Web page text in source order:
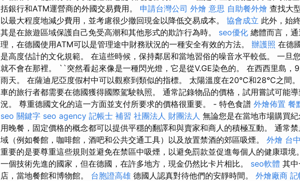
括銀行和ATM運營商的外國交易費用。 申請台灣公司 外燴 意思 自助餐外燴 查找大
以最大程度地減少費用，並考慮很少撤回現金以降低交易成本。 協會成立 此外，始
其是在旅遊區域保護自己免受高潮和其他形式的欺詐行為時。 seo優化 總體而言，
理，在德國使用ATM可以是管理途中財務狀況的一種安全有效的方法。 辦護照 在德
是高度估計的文化規範。 在這些時候，保持鄰居和當地習俗的噪音水平較低。 一旦
就不會在那裡。 ``突然看起來像是一種閃光燈，它是從V.GE染色的。 在西西里島，
雨天。 在薩迪尼亞度假村中可以觀察到類似的指標。 太陽溫度在20°C和28°C之間
車的旅行者都需要在德國獲得國際駕駛執照。 通常記錄物品的價格，試用嘗試可能
況。 尊重德國文化的這一方面並支付所要求的價格很重要。 - 特色食譜 外燴佈置 餐
seo 關鍵字 seo agency 記帳士 補習 社團法人 財團法人 無論您是在當地市場購買
用晚餐，固定價格的概念都可以提供平穩的翻譯和與賣家和商人的積極互動。 通常
域（例如餐館，咖啡館，酒吧和公共交通工具）以及放置禁酒的郊區吸煙。 外燴 台中
重要的是要尊重這些規則並避免在禁區中吸煙，以避免罰款並促進每個人的健康環境
一個技術先進的國家，但在德國，在許多地方，現金仍然比卡片相比。 seo軟體 其
店，當地餐館和博物館。 台胞證高雄 德國人認真對待他們的安靜時間。 外燴廠商 記